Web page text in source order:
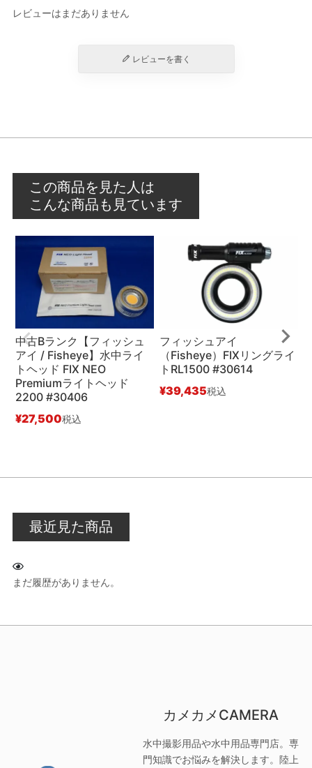
レビューはまだありません
レビューを書く
この商品を見た人は
こんな商品も見ています
中古Bランク【フィッシュ
アイ / Fisheye】水中ライ
トヘッド FIX NEO
Premiumライトヘッド
2200 #30406
¥27,500税込
フィッシュアイ
（Fisheye）FIXリングライ
トRL1500 #30614
¥39,435税込
最近見た商品
まだ履歴がありません。
カメカメCAMERA
水中撮影用品や水中用品専門店。専
門知識でお悩みを解決します。陸上